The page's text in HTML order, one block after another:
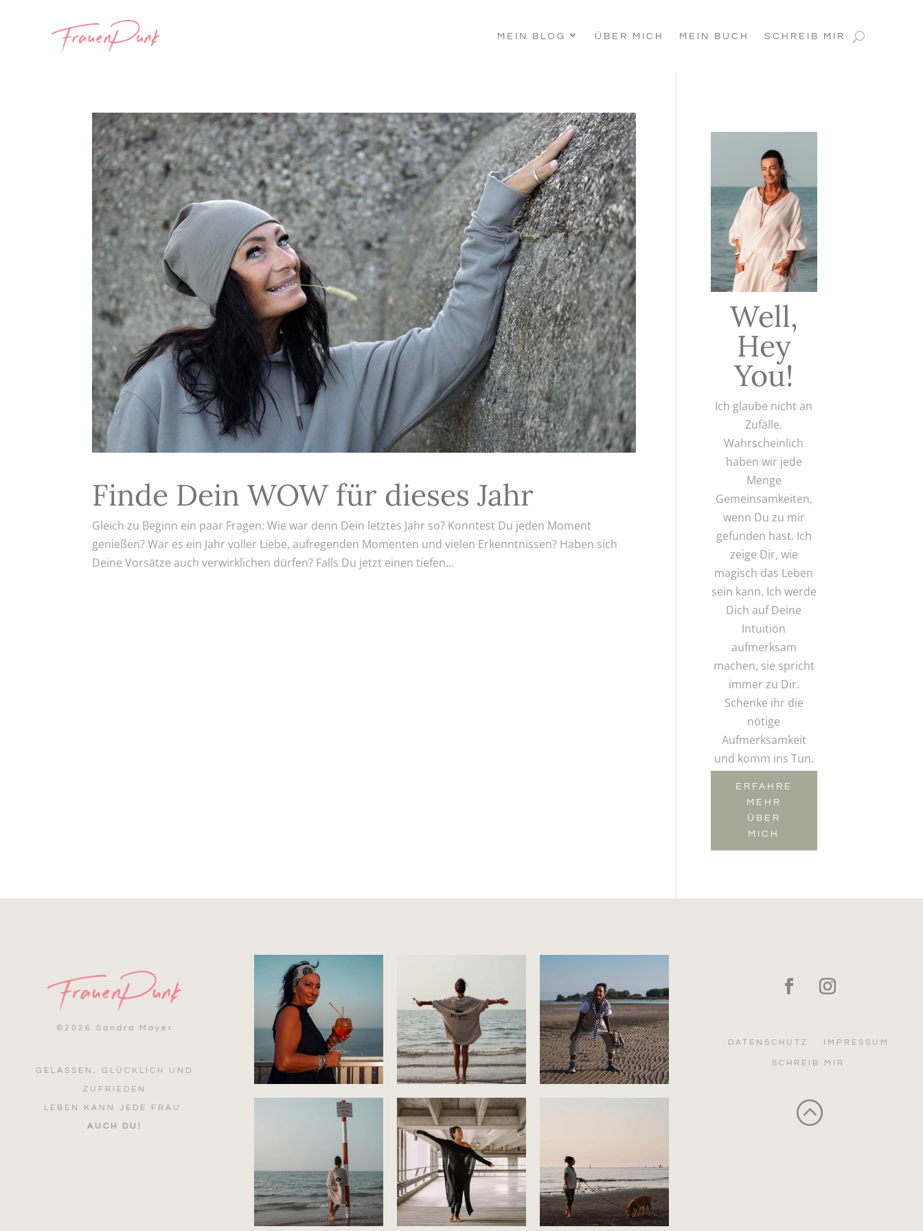
MEIN BLOG ÜBER MICH MEIN BUCH SCHREIB MIR
Finde Dein WOW für dieses Jahr
Gleich zu Beginn ein paar Fragen: Wie war denn Dein letztes Jahr so? Konntest Du jeden Moment
genießen? War es ein Jahr voller Liebe, aufregenden Momenten und vielen Erkenntnissen? Haben sich
Deine Vorsätze auch verwirklichen dürfen? Falls Du jetzt einen tiefen...
Well,
Hey
You!
Ich glaube nicht an
Zufälle.
Wahrscheinlich
haben wir jede
Menge
Gemeinsamkeiten,
wenn Du zu mir
gefunden hast. Ich
zeige Dir, wie
magisch das Leben
sein kann. Ich werde
Dich auf Deine
Intuition
aufmerksam
machen, sie spricht
immer zu Dir.
Schenke ihr die
nötige
Aufmerksamkeit
und komm ins Tun.
ERFAHRE
MEHR
ÜBER
MICH
© 2026 Sandra Mayer
GELASSEN, GLÜCKLICH UND
ZUFRIEDEN
LEBEN KANN JEDE FRAU.
AUCH DU!
DATENSCHUTZ IMPRESSUM
SCHREIB MIR
: